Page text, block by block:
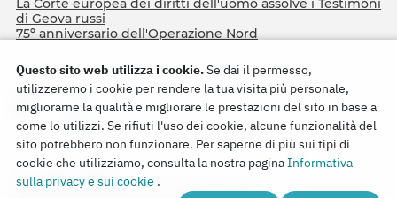
La Corte europea dei diritti dell'uomo assolve i Testimoni
di Geova russi
75º anniversario dell'Operazione Nord
Copyright © 2026
Watch Tower Bible and Tract Society of Korea.
Questo sito web utilizza i cookie.Se dai il permesso,
utilizzeremo i cookie per rendere la tua visita più personale,
migliorarne la qualità e migliorare le prestazioni del sito in base a
come lo utilizzi. Se rifiuti l'uso dei cookie, alcune funzionalità del
sito potrebbero non funzionare. Per saperne di più sui tipi di
cookie che utilizziamo, consulta la nostra paginaInformativa
sulla privacy e sui cookie .